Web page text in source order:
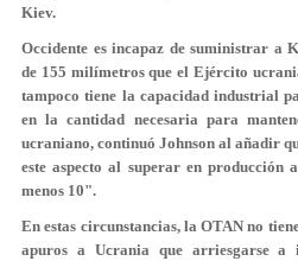
Kiev.
Occidente es incapaz de suministrar a
de 155 milímetros que el Ejército
tampoco tiene la capacidad industrial
en la cantidad necesaria para
ucraniano, continuó Johnson al añadir
este aspecto al superar en producción
menos 10".
En estas circunstancias, la OTAN no
apuros a Ucrania que arriesgarse a